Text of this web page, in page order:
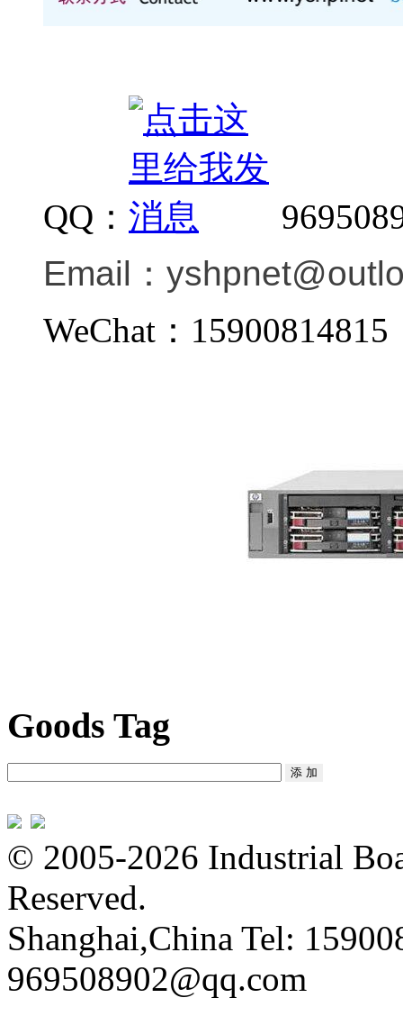
QQ：
Email：
WeChat：
Goods Tag
© 2005-2026 Industrial
Reserved.
Shanghai,China Tel:
969508902@qq.com